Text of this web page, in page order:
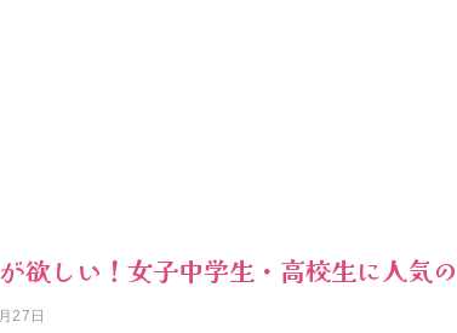
欲しい！女子中学生・高校生に人気
27日